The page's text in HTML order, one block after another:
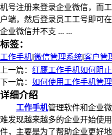
机号注册来登录企业微信，而
户端，然后登录员工工号即
企业微信并不支 ... ...
标签：
工作手机 微信管理系统 客户管
上一篇： 红鹰工作手机如何阻
下一篇： 如何使用工作手机管
详细介绍
工作手机管理软件和企业
难发现越来越多的企业开始使
件，主要是为了帮助企业更好